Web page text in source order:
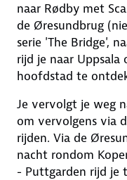
naar Rødby met
de Øresundbrug
serie 'The Bridge',
rijd je naar Uppsala
hoofdstad te
Je vervolgt je weg
om vervolgens via
rijden. Via de
nacht rondom
- Puttgarden rijd je